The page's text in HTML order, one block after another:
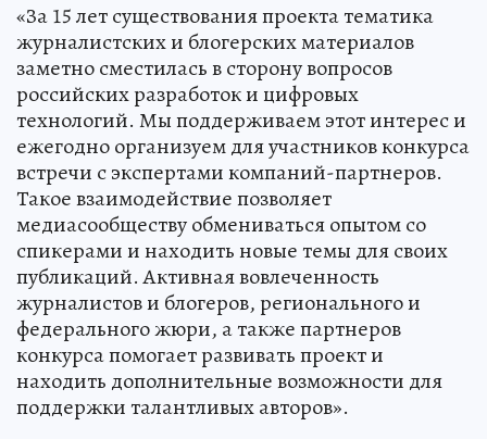
«За 15 лет существования проекта тематика
журналистских и блогерских материалов
заметно сместилась в сторону вопросов
российских разработок и цифровых
технологий. Мы поддерживаем этот интерес и
ежегодно организуем для участников конкурса
встречи с экспертами компаний-партнеров.
Такое взаимодействие позволяет
медиасообществу обмениваться опытом со
спикерами и находить новые темы для своих
публикаций. Активная вовлеченность
журналистов и блогеров, регионального и
федерального жюри, а также партнеров
конкурса помогает развивать проект и
находить дополнительные возможности для
поддержки талантливых авторов».